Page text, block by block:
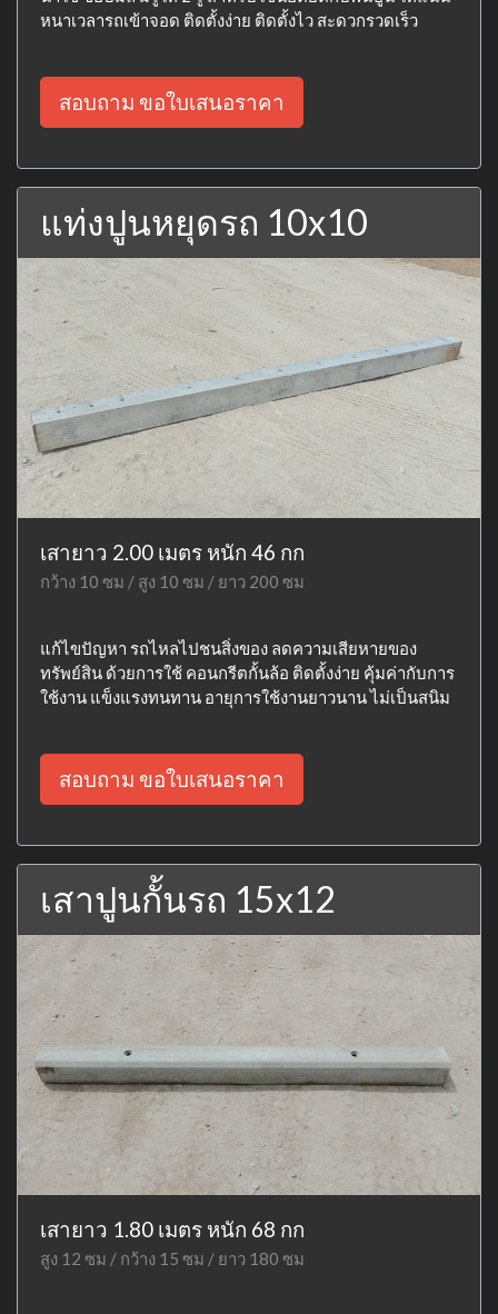
หนาเวลารถเข้าจอด ติดตั้งง่าย ติดตั้งไว สะดวกรวดเร็ว
สอบถาม ขอใบเสนอราคา
แท่งปูนหยุดรถ 10x10
เสายาว 2.00 เมตร หนัก 46 กก
กว้าง 10 ซม / สูง 10 ซม / ยาว 200 ซม
แก้ไขปัญหา รถไหลไปชนสิ่งของ ลดความเสียหายของ
ทรัพย์สิน ด้วยการใช้ คอนกรีตกั้นล้อ ติดตั้งง่าย คุ้มค่ากับการ
ใช้งาน แข็งแรงทนทาน อายุการใช้งานยาวนาน ไม่เป็นสนิม
สอบถาม ขอใบเสนอราคา
เสาปูนกั้นรถ 15x12
เสายาว 1.80 เมตร หนัก 68 กก
สูง 12 ซม / กว้าง 15 ซม / ยาว 180 ซม